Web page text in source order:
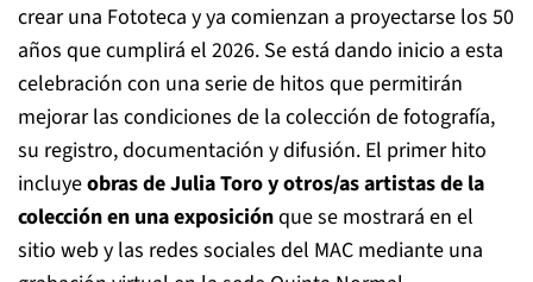
crear una Fototeca y ya comienzan a proyectarse los 50
años que cumplirá el 2026. Se está dando inicio a esta
celebración con una serie de hitos que permitirán
mejorar las condiciones de la colección de fotografía,
su registro, documentación y difusión. El primer hito
incluyeobras de Julia Toro y otros/as artistas de la
colección en una exposiciónque se mostrará en el
sitio web y las redes sociales del MAC mediante una